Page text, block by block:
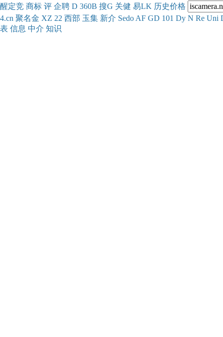
醒定竞 商标 评 企聘 D 360B 搜G 关健 易LK 历史价格
4.cn 聚名金 XZ 22 西部 玉集 新介 Sedo AF GD 101 Dy N Re Uni
表 信息 中介 知识